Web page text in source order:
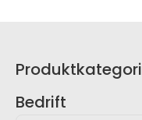
Produktkategori
Bedrift